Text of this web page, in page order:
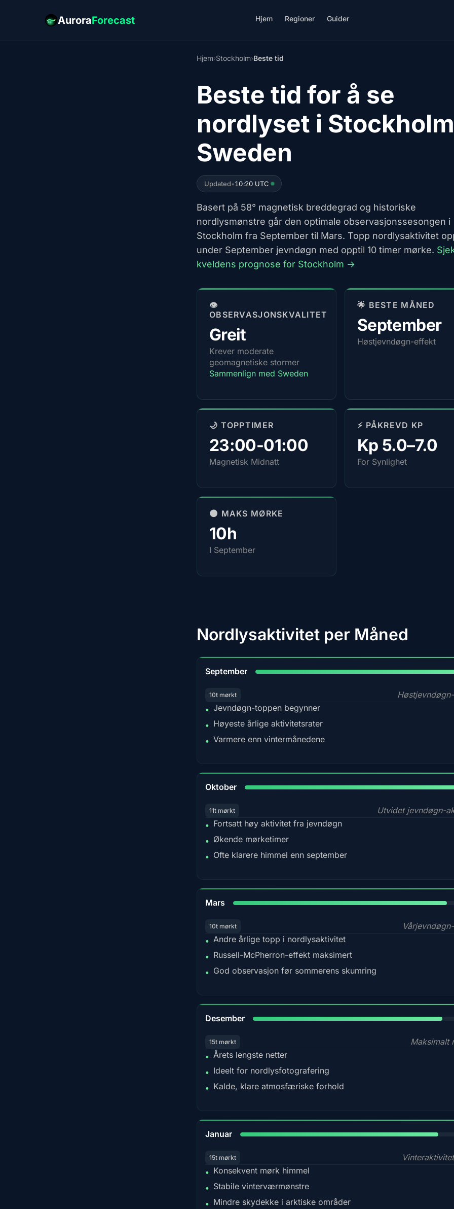
AuroraForecast Hjem Regioner Guider
Hjem›Stockholm›Beste tid
Beste tid for å se
nordlyset i
Sweden
Updated•10:20 UTC
Basert på 58° magnetisk breddegrad og historiske
nordlysmønstre går den optimale observasjonssesongen i
Stockholm fra September til Mars. Topp nordlysaktivitet
under September jevndøgn med opptil 10 timer mørke.
kveldens prognose for Stockholm →
👁️
OBSERVASJONSKVALITET
Greit
Krever moderate
geomagnetiske stormer
Sammenlign med Sweden
🌟 BESTE MÅNED
September
Høstjevndøgn-effekt
🌙 TOPPTIMER
23:00-01:00
Magnetisk Midnatt
⚡ PÅKREVD KP
Kp 5.0–7.0
For Synlighet
🌑 MAKS MØRKE
10h
I September
Nordlysaktivitet per Måned
September
10t mørkt
• Jevndøgn-toppen begynner
• Høyeste årlige aktivitetsrater
• Varmere enn vintermånedene
Oktober
11t mørkt
Utvidet jevndøgn-
• Fortsatt høy aktivitet fra jevndøgn
• Økende mørketimer
• Ofte klarere himmel enn september
Mars
10t mørkt
• Andre årlige topp i nordlysaktivitet
• Russell-McPherron-effekt maksimert
• God observasjon før sommerens skumring
Desember
15t mørkt
Maksimalt
• Årets lengste netter
• Ideelt for nordlysfotografering
• Kalde, klare atmosfæriske forhold
Januar
15t mørkt
• Konsekvent mørk himmel
• Stabile vinterværmønstre
• Mindre skydekke i arktiske områder